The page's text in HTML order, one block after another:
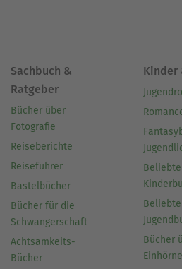
Sachbuch &
Ratgeber
Bücher über
Fotografie
Reiseberichte
Reiseführer
Bastelbücher
Bücher für die
Schwangerschaft
Achtsamkeits-
Bücher
Kinder
Beliebte
Beliebte
Bücher